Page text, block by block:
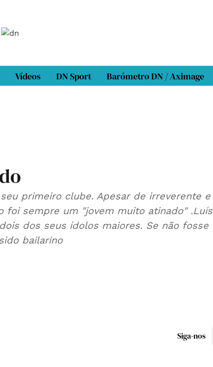
Vídeos DN Sport Barómetro DN / Aximage
primeiro clube. Apesar de irreverente e
foi sempre um "jovem muito atinado" .Luís
dos seus ídolos maiores. Se não fosse
bailarino
Siga-nos